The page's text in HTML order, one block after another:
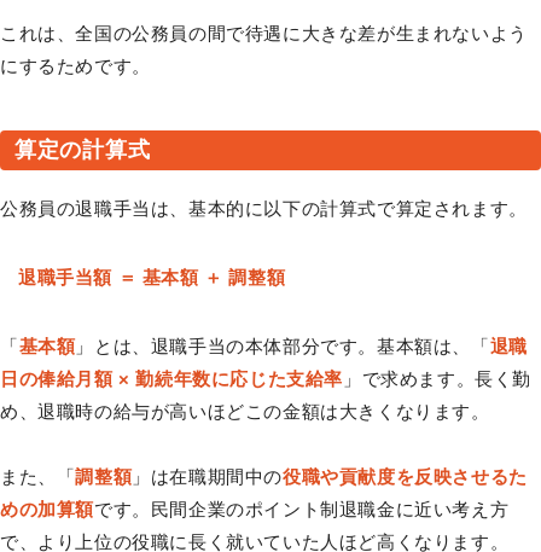
これは、全国の公務員の間で待遇に大きな差が生まれないよう
にするためです。
算定の計算式
公務員の退職手当は、基本的に以下の計算式で算定されます。
退職手当額 ＝ 基本額 ＋ 調整額
「 基本額 」とは、退職手当の本体部分です。基本額は、「 退職
日の俸給月額 × 勤続年数に応じた支給率 」で求めます。長く勤
め、退職時の給与が高いほどこの金額は大きくなります。
また、「調整額 」は在職期間中の役職や貢献度を反映させるた
めの加算額です。民間企業のポイント制退職金に近い考え方
で、より上位の役職に長く就いていた人ほど高くなります。